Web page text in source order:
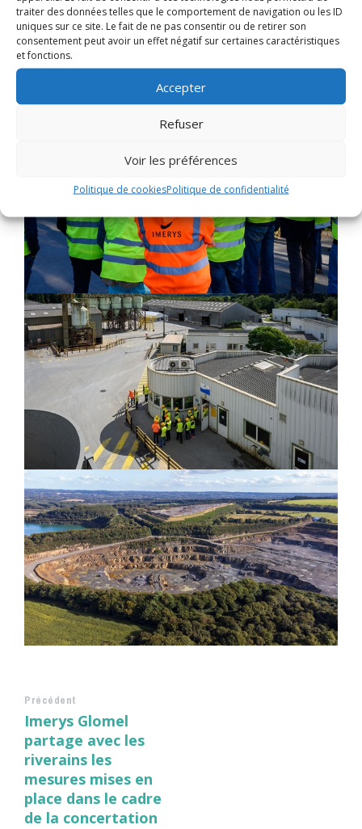
traiter des données telles que le comportement de navigation ou les ID
uniques sur ce site. Le fait de ne pas consentir ou de retirer son
consentement peut avoir un effet négatif sur certaines caractéristiques
et fonctions.
Accepter
Refuser
Voir les préférences
Politique de cookiesPolitique de confidentialité
Précédent
Imerys Glomel
partage avec les
riverains les
mesures mises en
place dans le cadre
de la concertation